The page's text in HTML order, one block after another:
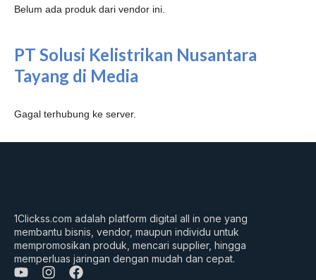
Belum ada produk dari vendor ini.
PT Solusi Kelistrikan Nusantara
Tayang di Media
Gagal terhubung ke server.
1Clickss.com adalah platform digital all in one yang
membantu bisnis, vendor, maupun individu untuk
mempromosikan produk, mencari supplier, hingga
memperluas jaringan dengan mudah dan cepat.
Y
I
F